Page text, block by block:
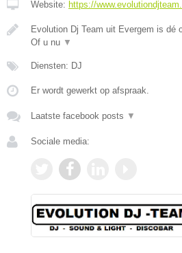
Website: https://
Evolution Dj Team uit Evergem is dé
Of u nu ▼
Diensten: DJ
Er wordt gewerkt op afspraak.
Laatste facebook posts ▼
Sociale media: